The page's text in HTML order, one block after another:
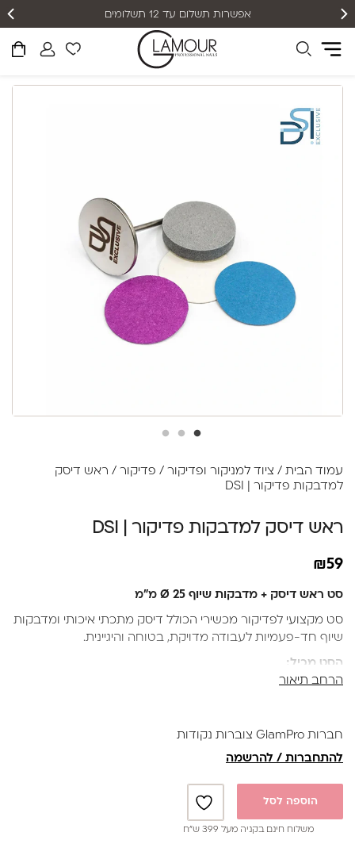
אפשרות תשלום עד 12 תשלומים
עמוד הבית / ציוד למניקור ופדיקור / פדיקור / ראש דיסק
למדבקות פדיקור | DSI
ראש דיסק למדבקות פדיקור | DSI
₪59
סט ראש דיסק + מדבקות שיוף Ø 25 מ"מ
סט מקצועי לפדיקור מכשירי הכולל דיסק מתכתי איכותי ומדבקות
שיוף חד-פעמיות לעבודה מדויקת, בטוחה והיגיינית.
הסט מכיל:
✔ דיסק מתכתי מקצועי לפדיקור מכשירי
יתרונות:
• מפחית את הסיכון לזיהומים בזכות שימוש במדבקות
• מאפשר עבודה מהירה, נקייה ומדויקת
• מתאים להסרת עור קשה ולהחלקת כף הרגל
• תואם למדבקות שיוף במגוון דרגות חספוס
הרחב תיאור
חברות GlamPro צוברות נקודות
להתחברות / להרשמה
הוספה לסל
משלוח חינם בקניה מעל 399 ש”ח